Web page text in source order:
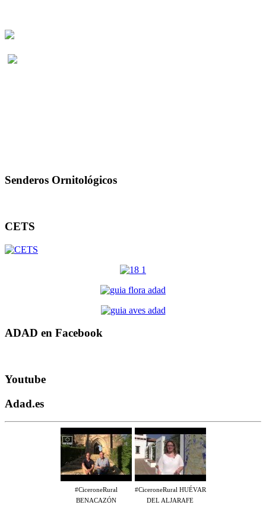
Senderos Ornitológicos
CETS
ADAD en Facebook
Youtube
Adad.es
#CiceroneRural
BENACAZÓN
#CiceroneRural HUÉVAR
DEL ALJARAFE